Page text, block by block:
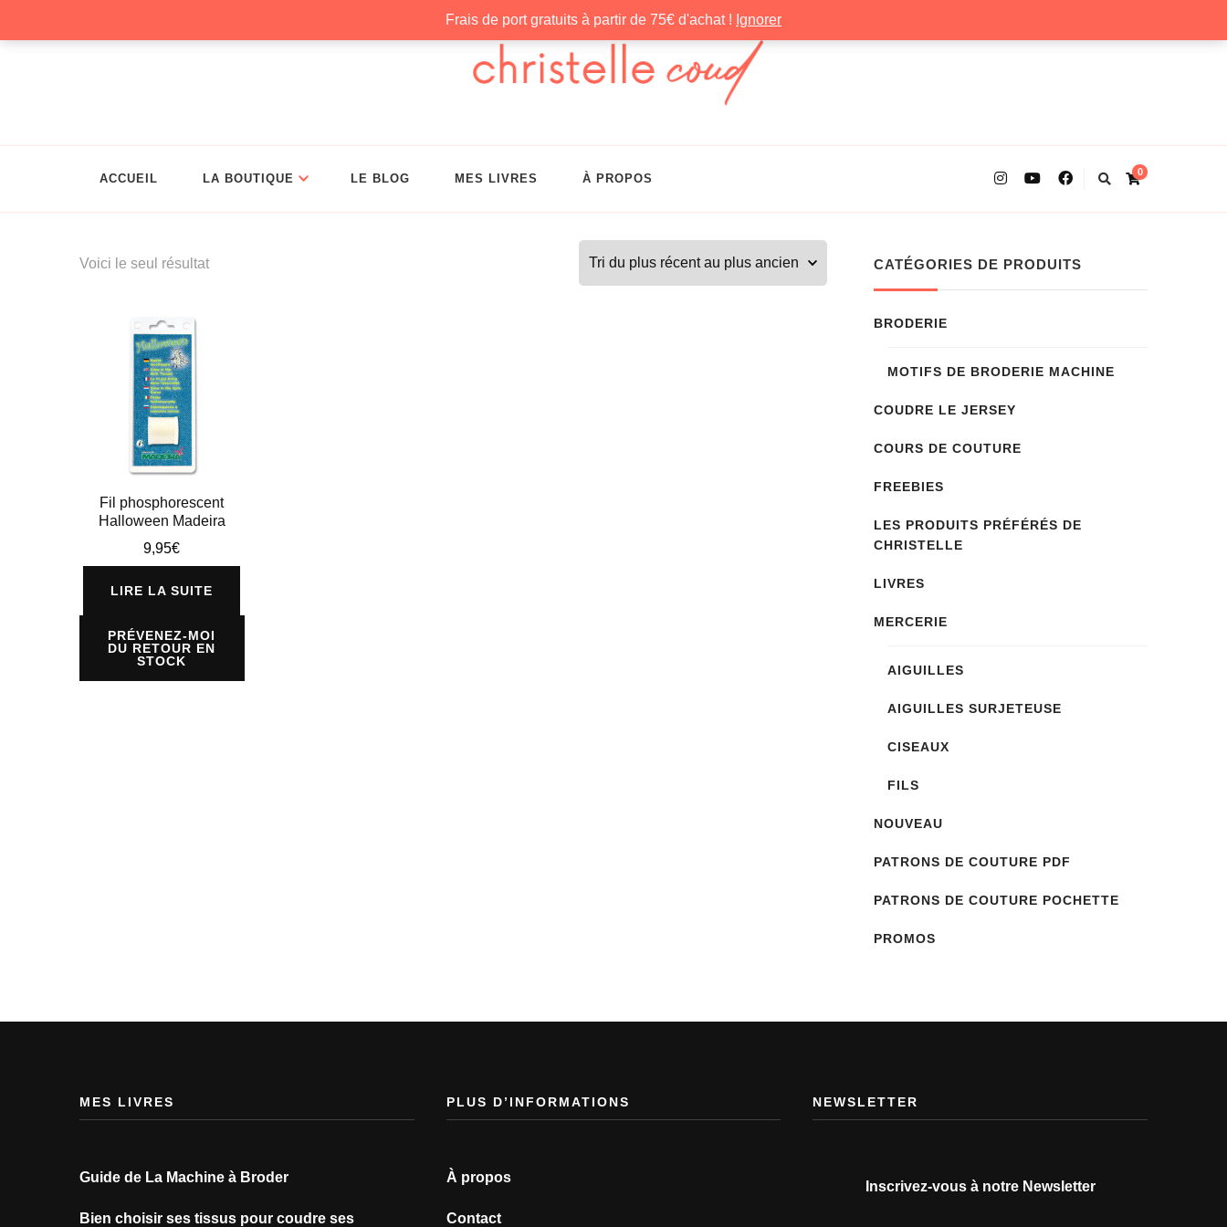
Frais de port gratuits à partir de 75€ d'achat ! Ignorer
ACCUEIL LA BOUTIQUE LE BLOG MES LIVRES À PROPOS 0
Voici le seul résultat
Fil phosphorescent
Halloween Madeira
9,95€
LIRE LA SUITE
PRÉVENEZ-MOI
DU RETOUR EN
STOCK
CATÉGORIES DE PRODUITS
BRODERIE
MOTIFS DE BRODERIE MACHINE
COUDRE LE JERSEY
COURS DE COUTURE
FREEBIES
LES PRODUITS PRÉFÉRÉS DE
CHRISTELLE
LIVRES
MERCERIE
AIGUILLES
AIGUILLES SURJETEUSE
CISEAUX
FILS
NOUVEAU
PATRONS DE COUTURE PDF
PATRONS DE COUTURE POCHETTE
PROMOS
MES LIVRES
Guide de La Machine à Broder
Bien choisir ses tissus pour coudre ses
PLUS D’INFORMATIONS
À propos
Contact
NEWSLETTER
Inscrivez-vous à notre Newsletter